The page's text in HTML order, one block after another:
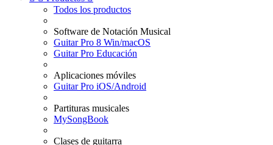
Todos los productos
Software de Notación Musical
Guitar Pro 8 Win/macOS
Guitar Pro Educación
Aplicaciones móviles
Guitar Pro iOS/Android
Partituras musicales
MySongBook
Clases de guitarra